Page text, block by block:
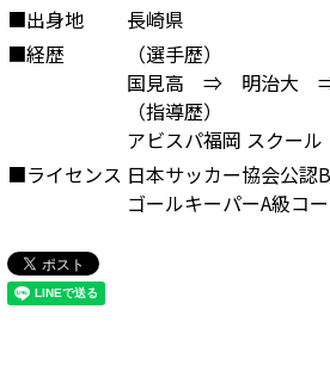
■出身地
長崎県
■経歴
（選手歴）
国見高 ⇒ 明治大 ⇒
（指導歴）
アビスパ福岡 スク
■ライセンス 日本サッカー協会公認
ゴールキーパーA級コ